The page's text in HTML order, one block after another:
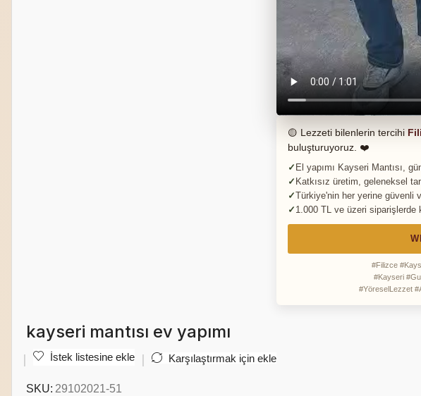
🟡 Lezzeti bilenlerin tercihi
buluşturuyoruz. ❤️
El yapımı Kayseri Mantısı,
Katkısız üretim, geleneksel
Türkiye'nin her yerine güvenli
1.000 TL ve üzeri siparişlerde
#Filizce
#Kayseri
#YöreselLezzet
kayseri mantısı ev yapımı
İstek listesine ekle Karşılaştırmak için ekle
SKU: 29102021-51